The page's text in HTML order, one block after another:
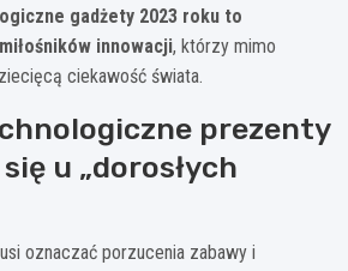
gadżety 2023 roku to
innowacji, którzy mimo
ciekawość świata.
prezenty
u „dorosłych
oznaczać porzucenia zabawy i